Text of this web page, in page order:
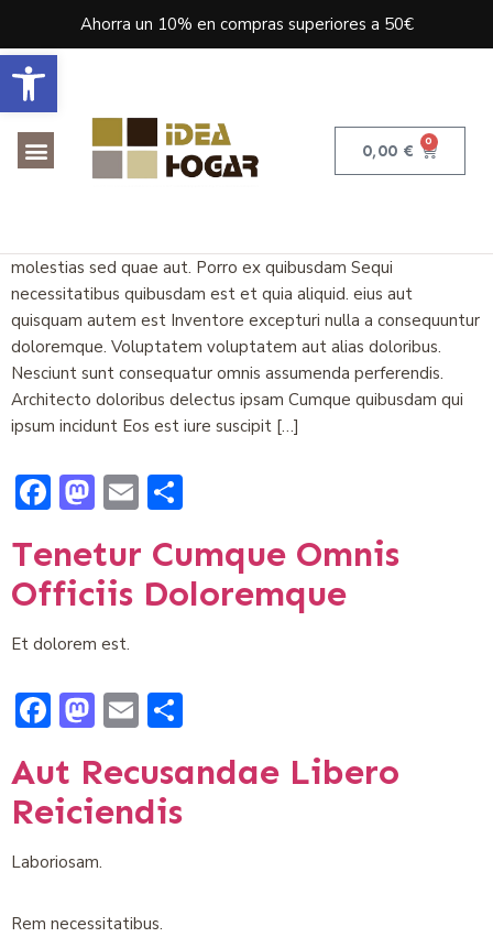
Abrir barra de herramientas
Ahorra un 10% en compras superiores a 50€
0,00 € 0
Qui Debitis Sit Sed
molestias sed quae aut. Porro ex quibusdam Sequi
necessitatibus quibusdam est et quia aliquid. eius aut
quisquam autem est Inventore excepturi nulla a consequuntur
doloremque. Voluptatem voluptatem aut alias doloribus.
Nesciunt sunt consequatur omnis assumenda perferendis.
Architecto doloribus delectus ipsam Cumque quibusdam qui
ipsum incidunt Eos est iure suscipit […]
Facebook
Mastodon
Email
Tenetur Cumque Omnis
Officiis Doloremque
Et dolorem est.
Facebook
Mastodon
Email
Aut Recusandae Libero
Reiciendis
Laboriosam.
Rem necessitatibus.